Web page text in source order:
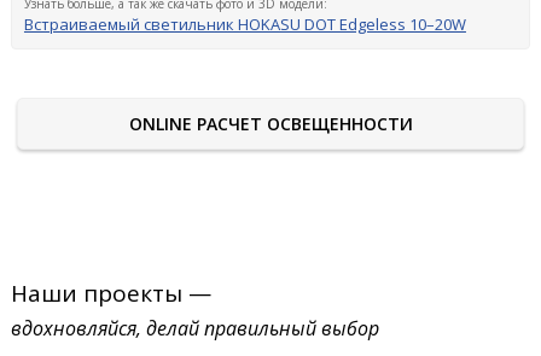
Встраиваемый светильник HOKASU DOT Edgeless 10–20W
ONLINE РАСЧЕТ ОСВЕЩЕННОСТИ
Наши проекты —
вдохновляйся, делай правильный выбор